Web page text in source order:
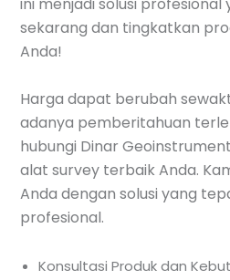
ini menjadi solusi profesional
sekarang dan tingkatkan
Anda!
Harga dapat berubah
adanya pemberitahuan
hubungi Dinar
alat survey terbaik Anda.
Anda dengan solusi yang
profesional.
Konsultasi Produk dan